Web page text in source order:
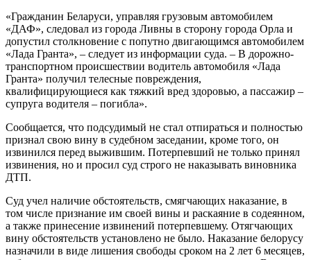
«Гражданин Беларуси, управляя грузовым автомобилем
«ДАФ», следовал из города Ливны в сторону города Орла и
допустил столкновение с попутно двигающимся автомобилем
«Лада Гранта», – следует из информации суда. – В дорожно-
транспортном происшествии водитель автомобиля «Лада
Гранта» получил телесные повреждения,
квалифицирующиеся как тяжкий вред здоровью, а пассажир –
супруга водителя – погибла».
Сообщается, что подсудимый не стал отпираться и полностью
признал свою вину в судебном заседании, кроме того, он
извинился перед выжившим. Потерпевший не только принял
извинения, но и просил суд строго не наказывать виновника
ДТП.
Суд учел наличие обстоятельств, смягчающих наказание, в
том числе признание им своей вины и раскаяние в содеянном,
а также принесение извинений потерпевшему. Отягчающих
вину обстоятельств установлено не было. Наказание белорусу
назначили в виде лишения свободы сроком на 2 лет 6 месяцев,